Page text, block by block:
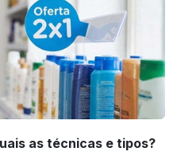
as técnicas e tipos?